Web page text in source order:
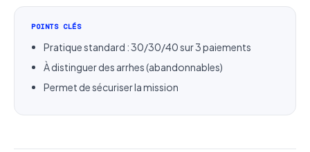
POINTS CLÉS
Pratique standard : 30/30/40 sur 3 paiements
À distinguer des arrhes (abandonnables)
Permet de sécuriser la mission